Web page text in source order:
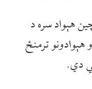
هېواد سره د
ترمنځ
دي.